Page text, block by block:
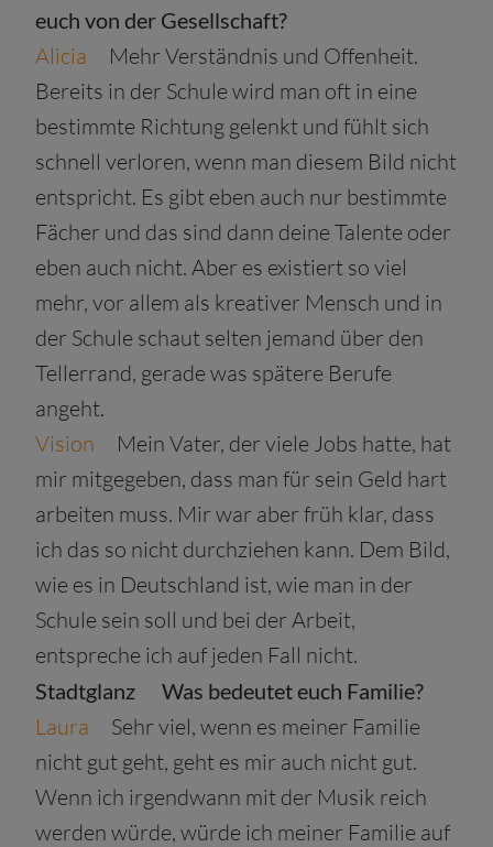
euch von der Gesellschaft?
Alicia Mehr Verständnis und Offenheit.
Bereits in der Schule wird man oft in eine
bestimmte Richtung gelenkt und fühlt sich
schnell verloren, wenn man diesem Bild nicht
entspricht. Es gibt eben auch nur bestimmte
Fächer und das sind dann deine Talente oder
eben auch nicht. Aber es existiert so viel
mehr, vor allem als kreativer Mensch und in
der Schule schaut selten jemand über den
Tellerrand, gerade was spätere Berufe
angeht.
Vision Mein Vater, der viele Jobs hatte, hat
mir mitgegeben, dass man für sein Geld hart
arbeiten muss. Mir war aber früh klar, dass
ich das so nicht durchziehen kann. Dem Bild,
wie es in Deutschland ist, wie man in der
Schule sein soll und bei der Arbeit,
entspreche ich auf jeden Fall nicht.
Stadtglanz Was bedeutet euch Familie?
Laura Sehr viel, wenn es meiner Familie
nicht gut geht, geht es mir auch nicht gut.
Wenn ich irgendwann mit der Musik reich
werden würde, würde ich meiner Familie auf